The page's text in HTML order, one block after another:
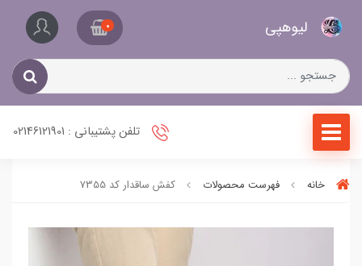
لیو‌هپی 0
تلفن پشتیبانی : 02146121901
خانه فهرست محصولات کفش ساقدار کد 7355